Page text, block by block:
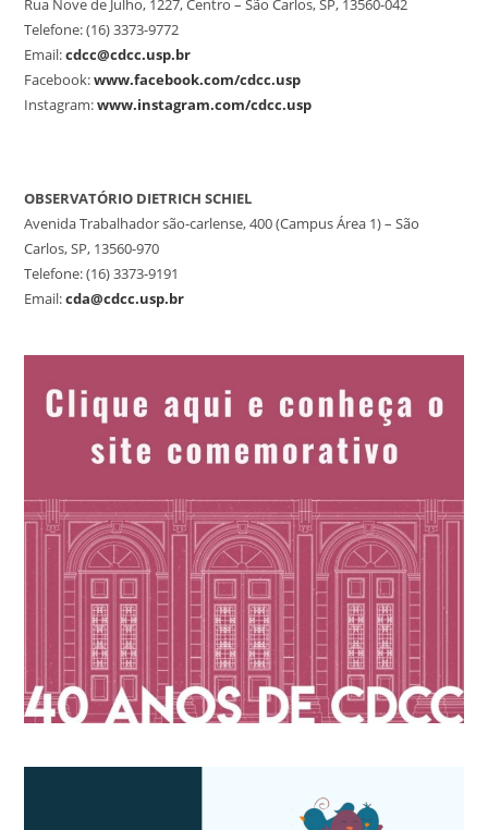
Rua Nove de Julho, 1227, Centro – São Carlos, SP, 13560-042
Telefone: (16) 3373-9772
Email:cdcc@cdcc.usp.br
Facebook:www.facebook.com/cdcc.usp
Instagram:www.instagram.com/cdcc.usp
OBSERVATÓRIO DIETRICH SCHIEL
Avenida Trabalhador são-carlense, 400 (Campus Área 1) – São
Carlos, SP, 13560-970
Telefone: (16) 3373-9191
Email:cda@cdcc.usp.br